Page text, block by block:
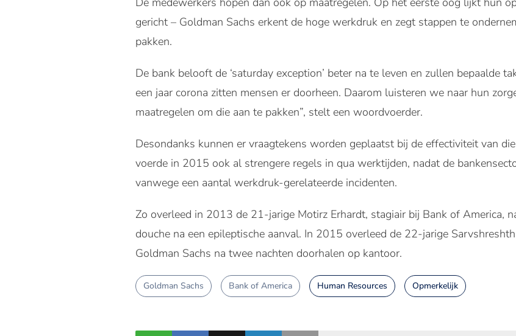
gericht – Goldman Sachs erkent de hoge werkdruk en zegt stappen te
pakken.
De bank belooft de ‘saturday exception’ beter na te leven en zullen bepaalde
een jaar corona zitten mensen er doorheen. Daarom luisteren we naar hun
maatregelen om die aan te pakken”, stelt een woordvoerder.
Desondanks kunnen er vraagtekens worden geplaatst bij de effectiviteit van
voerde in 2015 ook al strengere regels in qua werktijden, nadat de
vanwege een aantal werkdruk-gerelateerde incidenten.
Zo overleed in 2013 de 21-jarige Motirz Erhardt, stagiair bij Bank of America,
douche na een epileptische aanval. In 2015 overleed de 22-jarige
Goldman Sachs na twee nachten doorhalen op kantoor.
Goldman Sachs Bank of America Human Resources Opmerkelijk